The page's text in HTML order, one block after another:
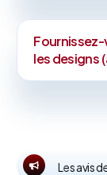
les designs
Les avis